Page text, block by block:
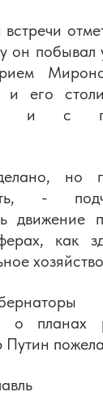
он побывал
его
и с
но
-
движение
как
о планах